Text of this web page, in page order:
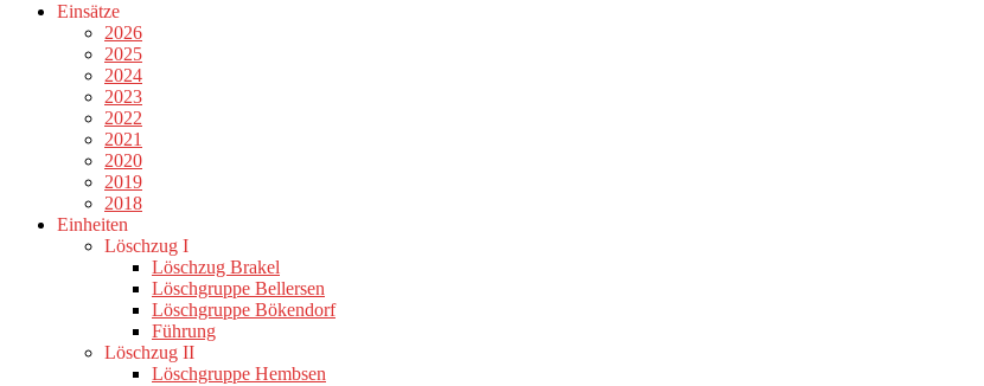
Einsätze
2026
2025
2024
2023
2022
2021
2020
2019
2018
Einheiten
Löschzug I
Löschzug Brakel
Löschgruppe Bellersen
Löschgruppe Bökendorf
Führung
Löschzug II
Löschgruppe Hembsen